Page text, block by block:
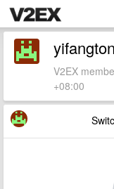
V2EX
+08:00